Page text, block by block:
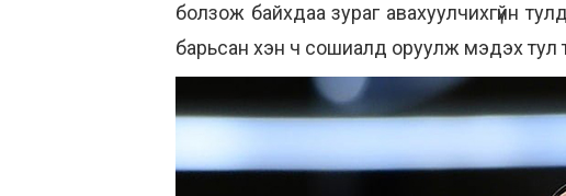
болзож байхдаа зураг авахуулчихгүйн
барьсан хэн ч сошиалд оруулж мэдэх тул